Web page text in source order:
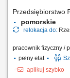
Przedsiębiorstwo
pomorskie
relokacja do:
pracownik fizyczny /
pełny etat
aplikuj szybko